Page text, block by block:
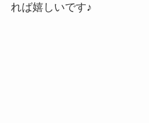
れば嬉しいです♪